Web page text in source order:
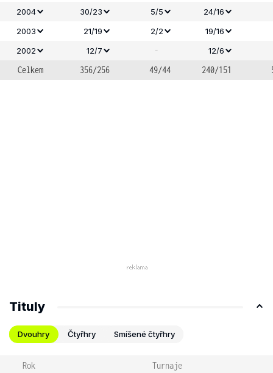
2004
30/23 5/5
24/16
2003
21/19 2/2
19/16
2002
12/7 - 12/6
Celkem 356/256 49/44 240/151
Tituly
Dvouhry Čtyřhry Smíšené čtyřhry
Rok Turnaje